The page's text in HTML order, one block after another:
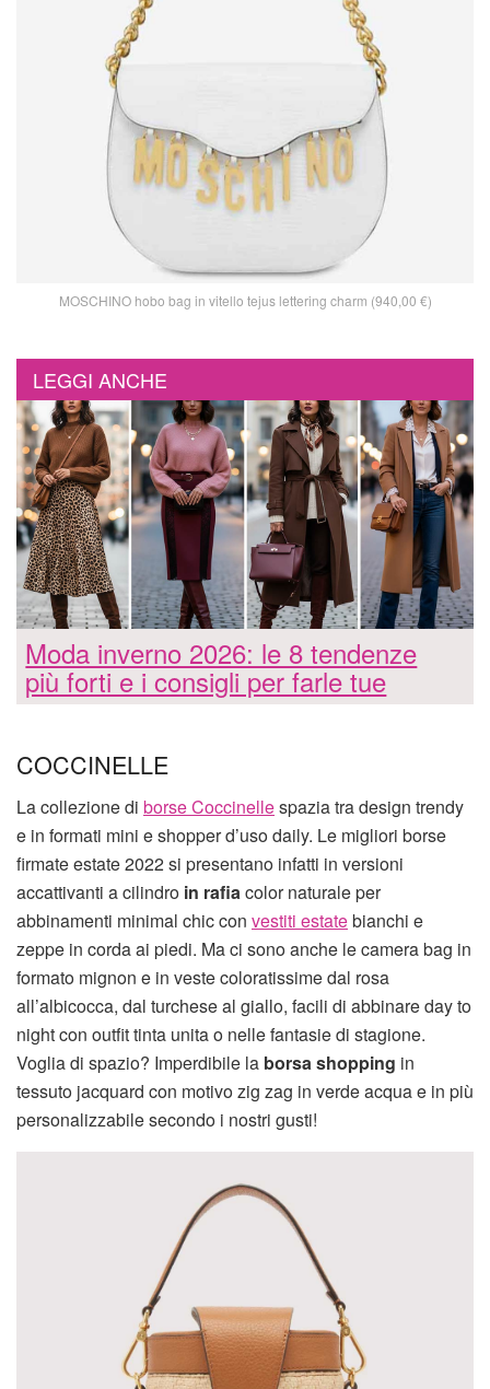
MOSCHINO hobo bag in vitello tejus lettering charm (940,00 €)
LEGGI ANCHE
Moda inverno 2026: le 8 tendenze
più forti e i consigli per farle tue
COCCINELLE
La collezione di borse Coccinellespazia tra design trendy
e in formati mini e shopper d’uso daily. Le migliori borse
firmate estate 2022 si presentano infatti in versioni
accattivanti a cilindro in rafiacolor naturale per
abbinamenti minimal chic con vestiti estatebianchi e
zeppe in corda ai piedi. Ma ci sono anche le camera bag in
formato mignon e in veste coloratissime dal rosa
all’albicocca, dal turchese al giallo, facili di abbinare day to
night con outfit tinta unita o nelle fantasie di stagione.
Voglia di spazio? Imperdibile la borsa shopping in
tessuto jacquard con motivo zig zag in verde acqua e in più
personalizzabile secondo i nostri gusti!